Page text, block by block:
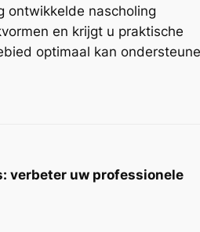
ontwikkelde nascholing
en krijgt u praktische
optimaal kan
verbeter uw professionele